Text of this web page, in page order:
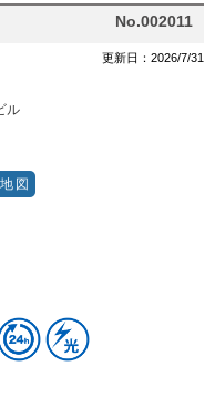
No.002011
更新日：2026/7/31
地図